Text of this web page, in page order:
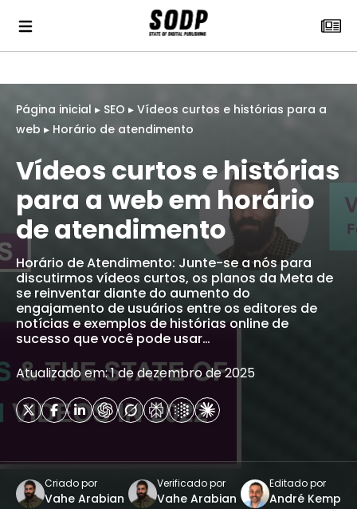
Página inicial ▸ SEO ▸ Vídeos curtos e histórias para a
web ▸ Horário de atendimento
Vídeos curtos e histórias
para a web em horário
de atendimento
Horário de Atendimento: Junte-se a nós para
discutirmos vídeos curtos, os planos da Meta de
se reinventar diante do aumento do
engajamento de usuários entre os editores de
notícias e exemplos de histórias online de
sucesso que você pode usar…
Atualizado em: 1 de dezembro de 2025
Criado por
Vahe Arabian
Verificado por
Vahe Arabian
Editado por
André Kemp